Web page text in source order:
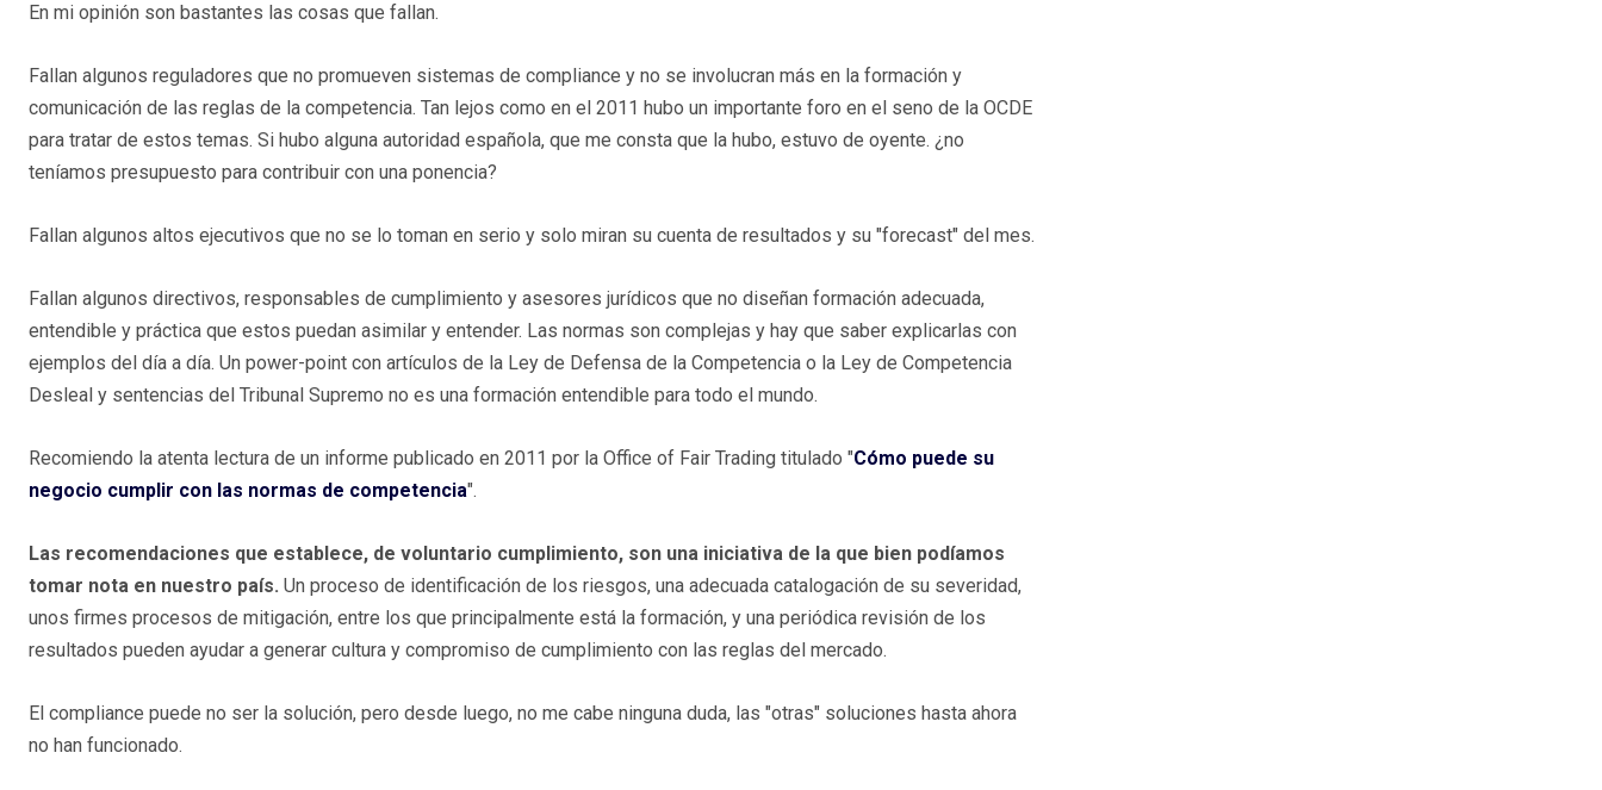
En mi opinión son bastantes las cosas que fallan.
Fallan algunos reguladores que no promueven sistemas de compliance y no se involucran más en la formación y
comunicación de las reglas de la competencia. Tan lejos como en el 2011 hubo un importante foro en el seno de la OCDE
para tratar de estos temas. Si hubo alguna autoridad española, que me consta que la hubo, estuvo de oyente. ¿no
teníamos presupuesto para contribuir con una ponencia?
Fallan algunos altos ejecutivos que no se lo toman en serio y solo miran su cuenta de resultados y su "forecast" del mes.
Fallan algunos directivos, responsables de cumplimiento y asesores jurídicos que no diseñan formación adecuada,
entendible y práctica que estos puedan asimilar y entender. Las normas son complejas y hay que saber explicarlas con
ejemplos del día a día. Un power-point con artículos de la Ley de Defensa de la Competencia o la Ley de Competencia
Desleal y sentencias del Tribunal Supremo no es una formación entendible para todo el mundo.
Recomiendo la atenta lectura de un informe publicado en 2011 por la Office of Fair Trading titulado "Cómo puede su
negocio cumplir con las normas de competencia".
Las recomendaciones que establece, de voluntario cumplimiento, son una iniciativa de la que bien podíamos
tomar nota en nuestro país. Un proceso de identificación de los riesgos, una adecuada catalogación de su severidad,
unos firmes procesos de mitigación, entre los que principalmente está la formación, y una periódica revisión de los
resultados pueden ayudar a generar cultura y compromiso de cumplimiento con las reglas del mercado.
El compliance puede no ser la solución, pero desde luego, no me cabe ninguna duda, las "otras" soluciones hasta ahora
no han funcionado.